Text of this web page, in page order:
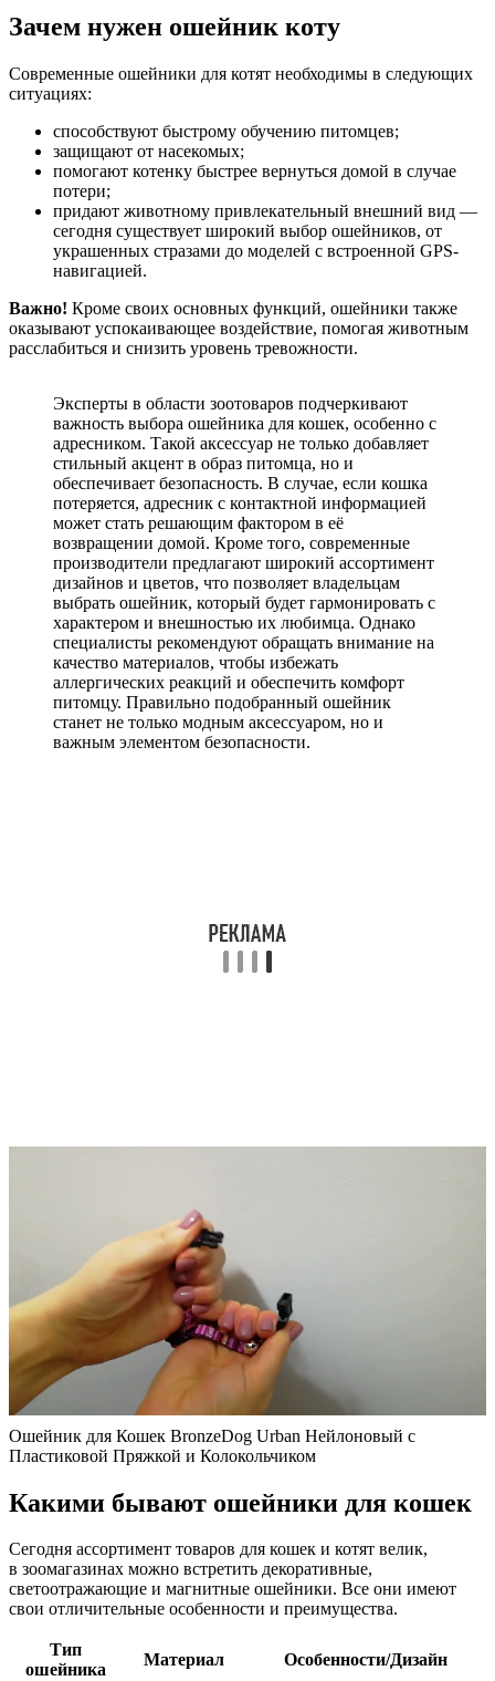
Зачем нужен ошейник коту
Современные ошейники для котят необходимы в следующих
ситуациях:
способствуют быстрому обучению питомцев;
защищают от насекомых;
помогают котенку быстрее вернуться домой в случае
потери;
придают животному привлекательный внешний вид —
сегодня существует широкий выбор ошейников, от
украшенных стразами до моделей с встроенной GPS-
навигацией.
Важно! Кроме своих основных функций, ошейники также
оказывают успокаивающее воздействие, помогая животным
расслабиться и снизить уровень тревожности.
Эксперты в области зоотоваров подчеркивают
важность выбора ошейника для кошек, особенно с
адресником. Такой аксессуар не только добавляет
стильный акцент в образ питомца, но и
обеспечивает безопасность. В случае, если кошка
потеряется, адресник с контактной информацией
может стать решающим фактором в её
возвращении домой. Кроме того, современные
производители предлагают широкий ассортимент
дизайнов и цветов, что позволяет владельцам
выбрать ошейник, который будет гармонировать с
характером и внешностью их любимца. Однако
специалисты рекомендуют обращать внимание на
качество материалов, чтобы избежать
аллергических реакций и обеспечить комфорт
питомцу. Правильно подобранный ошейник
станет не только модным аксессуаром, но и
важным элементом безопасности.
Ошейник для Кошек BronzeDog Urban Нейлоновый с
Пластиковой Пряжкой и Колокольчиком
Какими бывают ошейники для кошек
Сегодня ассортимент товаров для кошек и котят велик,
в зоомагазинах можно встретить декоративные,
светоотражающие и магнитные ошейники. Все они имеют
свои отличительные особенности и преимущества.
Тип
ошейника
Материал Особенности/Дизайн